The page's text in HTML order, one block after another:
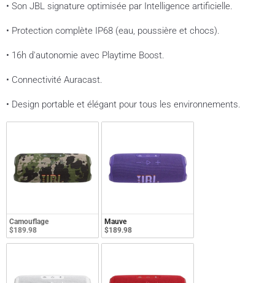
• Son JBL signature optimisée par Intelligence artificielle.
• Protection complète IP68 (eau, poussière et chocs).
• 16h d'autonomie avec Playtime Boost.
• Connectivité Auracast.
• Design portable et élégant pour tous les environnements.
Camouflage
$189.98
Mauve
$189.98